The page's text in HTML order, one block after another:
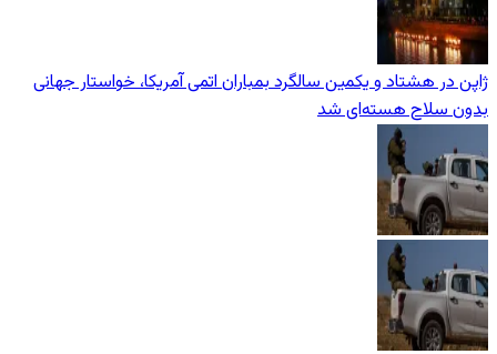
ژاپن در هشتاد و یکمین سالگرد بمباران اتمی آمریکا، خواستار جهانی
بدون سلاح هسته‌ای شد